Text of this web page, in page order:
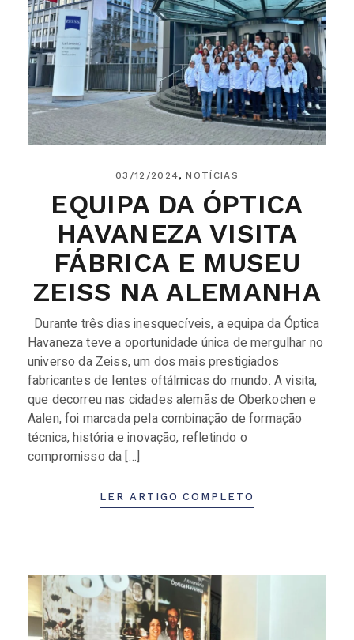
03/12/2024 NOTÍCIAS
EQUIPA DA ÓPTICA
HAVANEZA VISITA
FÁBRICA E MUSEU
ZEISS NA ALEMANHA
Durante três dias inesquecíveis, a equipa da Óptica
Havaneza teve a oportunidade única de mergulhar no
universo da Zeiss, um dos mais prestigiados
fabricantes de lentes oftálmicas do mundo. A visita,
que decorreu nas cidades alemãs de Oberkochen e
Aalen, foi marcada pela combinação de formação
técnica, história e inovação, refletindo o
compromisso da […]
LER ARTIGO COMPLETO